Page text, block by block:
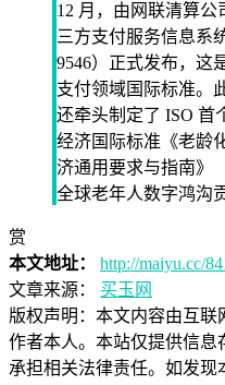
12 月，由网联清算
三方支付服务信息系
9546）正式发布，这
支付领域国际标准。
还牵头制定了 ISO 首
经济国际标准《老龄
济通用要求与指南》
全球老年人数字鸿沟
赏
本文地址：
http://maiyu.cc/
文章来源：
买玉网
版权声明： 本文内容由互联
作者本人。本站仅提供信
承担相关法律责任。如发